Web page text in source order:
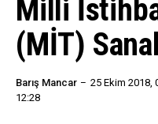
Milli
(MİT)
Barış Mancar 25 Ekim 2018,
12:28